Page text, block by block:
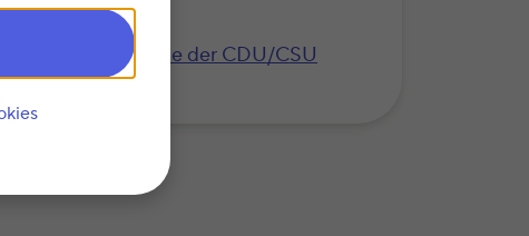
2025
Die Steuerpläne der CDU/CSU